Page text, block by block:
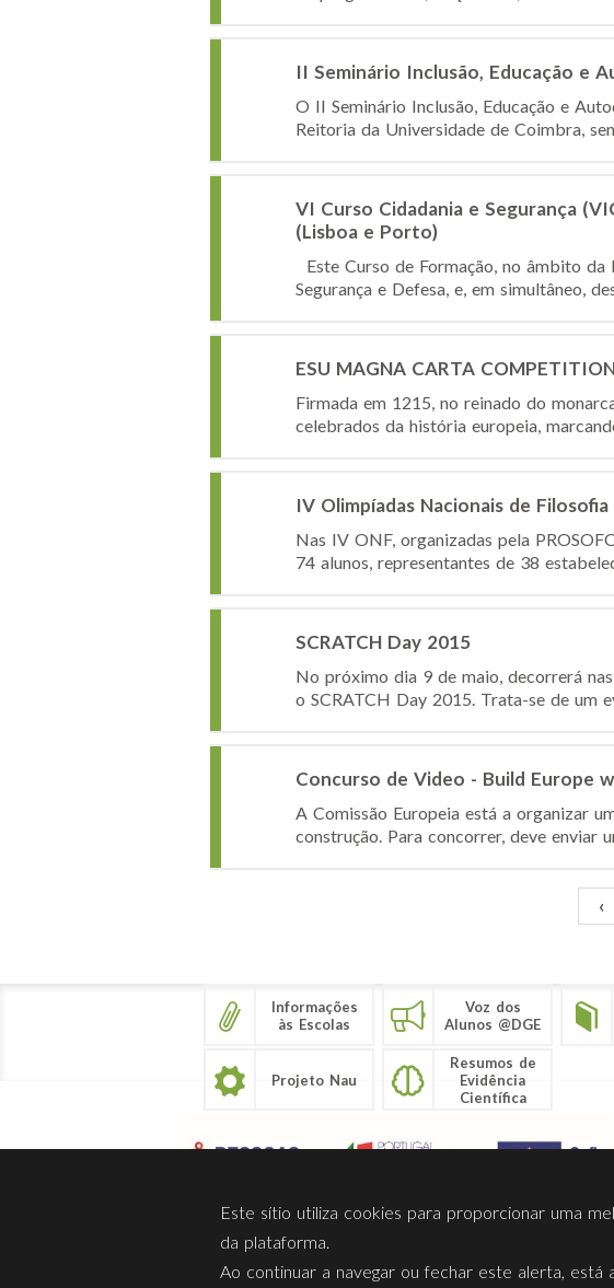
II Seminário Inclusão, Educação e
O II Seminário Inclusão, Educação e
Reitoria da Universidade de Coimbra,
VI Curso Cidadania e Segurança
(Lisboa e Porto)
Este Curso de Formação, no âmbito
Segurança e Defesa, e, em simultâneo,
ESU MAGNA CARTA
Firmada em 1215, no reinado do
celebrados da história europeia,
IV Olimpíadas Nacionais de Filosofia
Nas IV ONF, organizadas pela
74 alunos, representantes de 38
SCRATCH Day 2015
No próximo dia 9 de maio, decorrerá
o SCRATCH Day 2015. Trata-se de um
Concurso de Video - Build Europe
A Comissão Europeia está a organizar
construção. Para concorrer, deve enviar
‹
Informações
às Escolas
Voz dos
Alunos @DGE
Projeto Nau
Resumos de
Evidência
Científica
Sobre Nós Privacidade Termos
Este sítio utiliza cookies para proporcionar uma
da plataforma.
Ao continuar a navegar ou fechar este alerta, está